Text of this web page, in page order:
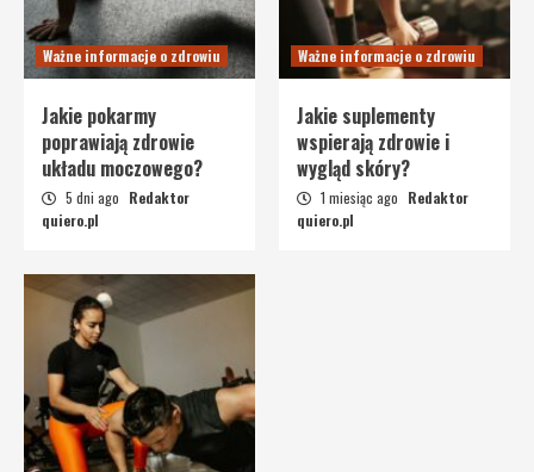
Ważne informacje o zdrowiu
Jakie pokarmy
poprawiają zdrowie
układu moczowego?
5 dni ago Redaktor
quiero.pl
Ważne informacje o zdrowiu
Jakie suplementy
wspierają zdrowie i
wygląd skóry?
1 miesiąc ago Redaktor
quiero.pl